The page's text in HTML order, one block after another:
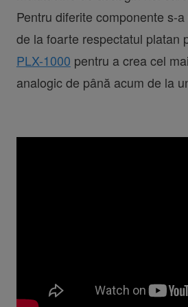
Pentru diferite componente s-
de la foarte respectatul platan
PLX-1000 pentru a crea cel
analogic de până acum de la